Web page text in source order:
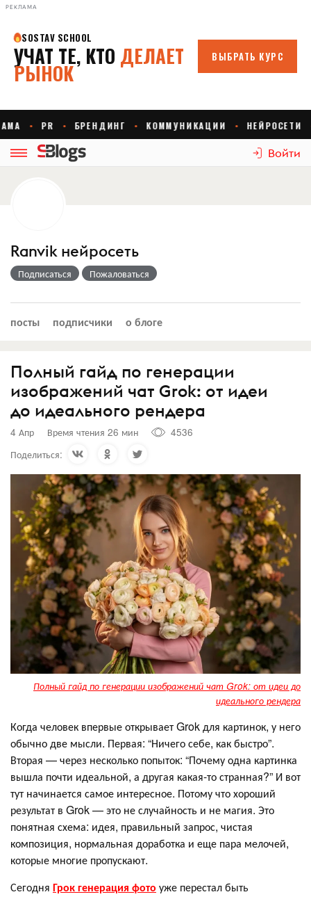
РЕКЛАМА
Войти
Ranvik нейросеть
Подписаться Пожаловаться
посты подписчики о блоге
Полный гайд по генерации
изображений чат Grok: от идеи
до идеального рендера
4 Апр Время чтения 26 мин
4536
Поделиться:
Полный гайд по генерации изображений чат Grok: от идеи до
идеального рендера
Когда человек впервые открывает Grok для картинок, у него
обычно две мысли. Первая: “Ничего себе, как быстро”.
Вторая — через несколько попыток: “Почему одна картинка
вышла почти идеальной, а другая какая-то странная?” И вот
тут начинается самое интересное. Потому что хороший
результат в Grok — это не случайность и не магия. Это
понятная схема: идея, правильный запрос, чистая
композиция, нормальная доработка и еще пара мелочей,
которые многие пропускают.
Сегодня Грок генерация фото уже перестал быть